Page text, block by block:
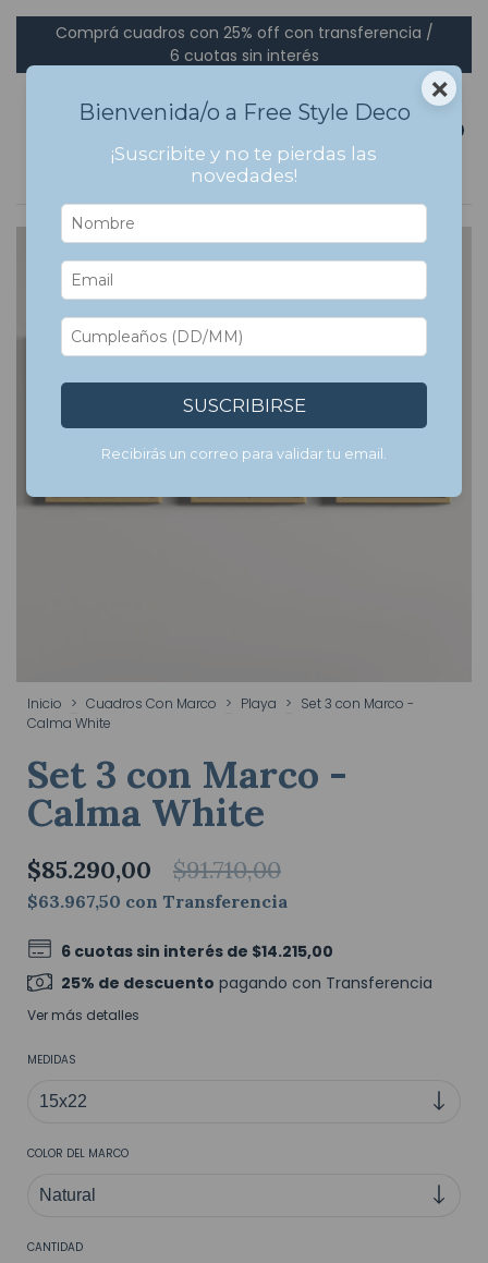
Comprá cuadros con 25% off con transferencia /
6 cuotas sin interés
%OFF
Inicio > Cuadros Con Marco > Playa > Set 3 con Marco -
Calma White
Set 3 con Marco -
Calma White
$85.290,00 $91.710,00
$63.967,50 con Transferencia
6 cuotas sin interés de $14.215,00
25% de descuento pagando con Transferencia
Ver más detalles
MEDIDAS
COLOR DEL MARCO
CANTIDAD
×
Bienvenida/o a Free Style Deco
¡Suscribite y no te pierdas las
novedades!
SUSCRIBIRSE
Recibirás un correo para validar tu email.